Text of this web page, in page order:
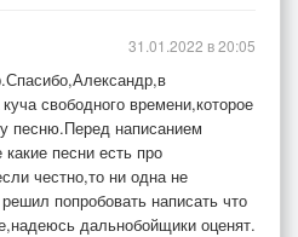
свободного времени,которое
песню.Перед написанием
песни есть про
честно,то ни одна не
попробовать написать что
дальнобойщики оценят.
31.01.2022 в 20:05